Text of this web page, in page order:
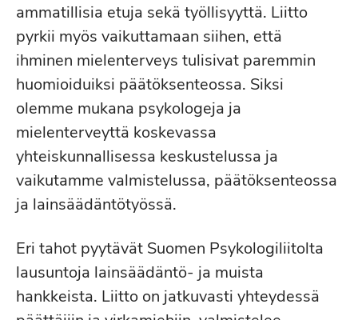
ammatillisia etuja sekä työllisyyttä. Liitto
pyrkii myös vaikuttamaan siihen, että
ihminen mielenterveys tulisivat paremmin
huomioiduiksi päätöksenteossa. Siksi
olemme mukana psykologeja ja
mielenterveyttä koskevassa
yhteiskunnallisessa keskustelussa ja
vaikutamme valmistelussa, päätöksenteossa
ja lainsäädäntötyössä.
Eri tahot pyytävät Suomen Psykologiliitolta
lausuntoja lainsäädäntö- ja muista
hankkeista. Liitto on jatkuvasti yhteydessä